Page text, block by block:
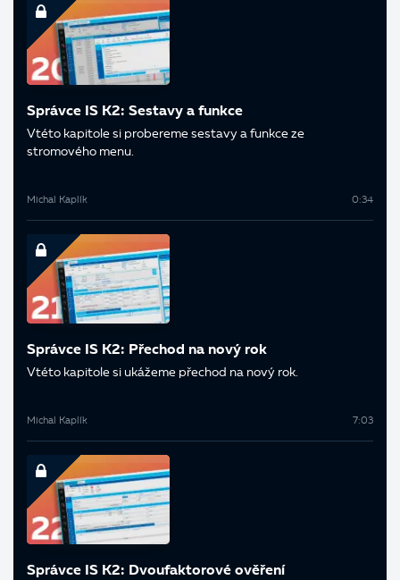
Správce IS K2: Sestavy a funkce
V této kapitole si probereme sestavy a funkce ze
stromového menu.
Michal Kaplík 0:34
Správce IS K2: Přechod na nový rok
V této kapitole si ukážeme přechod na nový rok.
Michal Kaplík 7:03
Správce IS K2: Dvoufaktorové ověření